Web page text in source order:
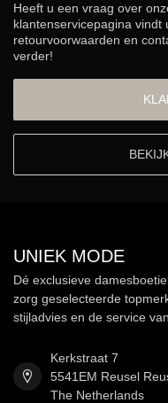
Heeft u een vraag over
klantenservicepagina
retourvoorwaarden en
verder!
UNIEK MODE
Dé exclusieve
zorg geselecteerde
stijladvies en de service
Kerkstraat 7
5541EM Reusel
The Netherlands